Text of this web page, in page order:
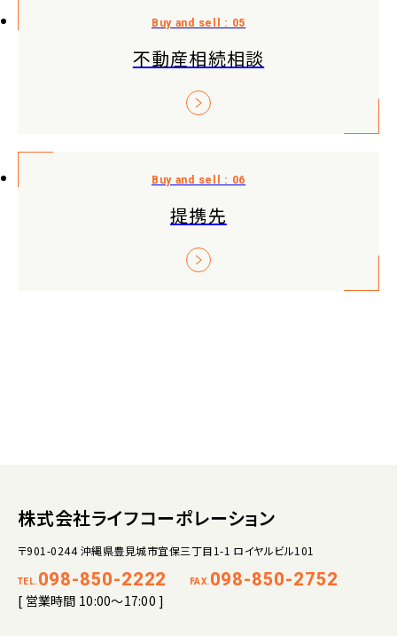
不動産相続相談
提携先
株式会社ライフコーポレーション
〒901-0244 沖縄県豊見城市宜保三丁目1-1 ロイヤルビル101
TEL. 098-850-2222 FAX. 098-850-2752
[ 営業時間 10:00～17:00 ]